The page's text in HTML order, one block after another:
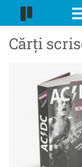
Cărți